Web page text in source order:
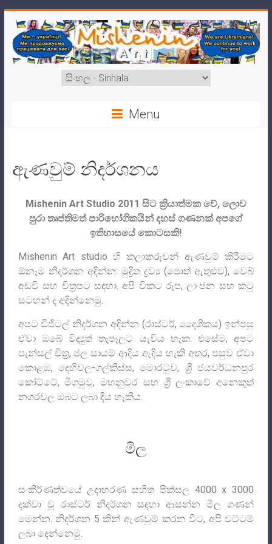
Menu
ඇණවුම් නිදර්ශනය
Mishenin Art Studio 2011 සිට ක්‍රියාත්මක වේ, ලොව
පුරා තෘප්තිමත් පාරිභෝගිකයින් දහස් ගණනක් අපගේ
ඉතිහාසයේ කොටසකි!
Mishenin Art studio හි කලාකරුවන් ඇණවුම් කිරීමට
ඕනෑම නිදර්ශන අඳින්න: මුද්‍රිත ද්‍රව්‍ය (පොත් ඇතුළුව), වෙබ්
අඩවි සහ චිත්‍රපට සඳහා. අපි විකට රූප, ලාංඡන සහ කටු
සටහන් ද අඳින්නෙමු.
අපට ඩිජිටල් නිදර්ශන අඳින්න (රාස්ටර්, දෛශිකය) ඉන්පසු
ඒවා ඔබේ විද්‍යුත් තැපෑලට යැවිය හැක. එසේම, අපට
පැන්සල් චිත්‍ර, ජල සායම් ආදිය ඇඳිය හැකි අතර, පසුව ඒවා
කොළඹ, දෙහිවල-ගල්කිස්ස, මොරටුව, ශ්‍රී ජයවර්ධනපුර
කෝට්ටේ, මීගමුව, මහනුවර සහ ශ්‍රී ලංකාවේ අනෙකුත්
නගරවල ඔබට ලබා දිය හැකිය.
මිල
සංකීර්ණත්වයේ උදාහරණ සහිත පික්සල 4000 x 3000
දක්වා වූ රාස්ටර් නිදර්ශන සඳහා ආසන්න මිල ගණන්
මෙන්න. නිදර්ශන 5 කින් ඇණවුම් කරන විට, අපි වට්ටම්
ලබා දෙන්නෙමු.